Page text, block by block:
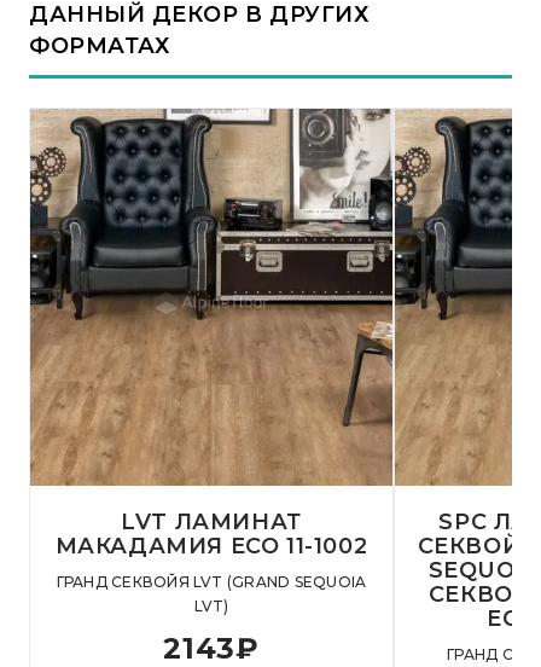
ДАННЫЙ ДЕКОР В ДРУГИХ
ФОРМАТАХ
LVT ЛАМИНАТ
МАКАДАМИЯ ECO 11-1002
ГРАНД СЕКВОЙЯ LVT (GRAND SEQUOIA
LVT)
2143₽
SPC
СЕКВОЙЯ
ЕСО
ГРАНД